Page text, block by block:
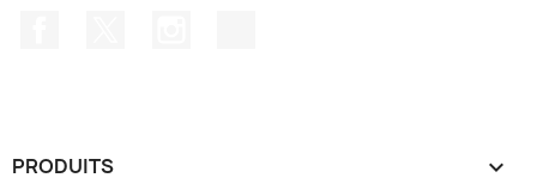
PRODUITS 